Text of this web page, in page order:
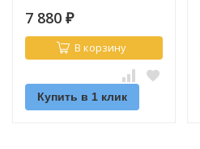
7 880 ₽
В корзину
Купить в 1 клик